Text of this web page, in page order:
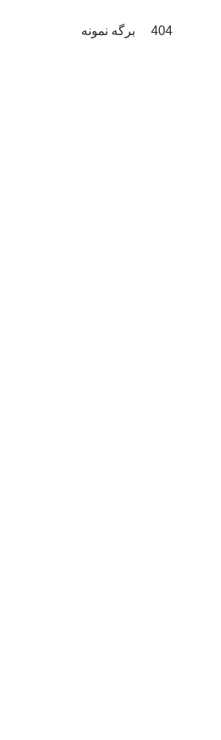
404 برگه نمونه